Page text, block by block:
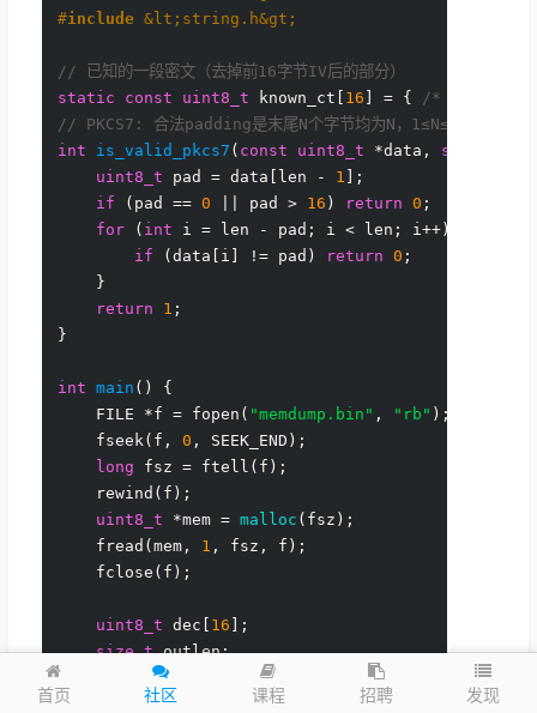
首页 社区 课程 招聘 发现
#include &lt;string.h&gt;
// 已知的一段密文（去掉前16字节IV后的部分）
static
const uint8_t known_ct[16] = { /* 密文最后一
// PKCS7: 合法padding是末尾N个字节均为N，1≤N≤16
int
is_valid_pkcs7(const uint8_t *data, size_t
uint8_t pad = data[len - 1];
if (pad == 0 || pad > 16) return 0 ;
for (int i = len - pad; i < len; i++) {
if (data[i] != pad) return 0 ;
    }
return
1 ;
}
int main()
{
    FILE *f = fopen(
"memdump.bin" , "rb" );
    fseek(f,
0 , SEEK_END);
long fsz = ftell(f);
    rewind(f);
uint8_t *mem = malloc(fsz);
    fread(mem,
1 , fsz, f);
    fclose(f);
uint8_t dec[16];
size_t outlen;
hits =